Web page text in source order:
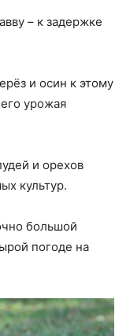
– к задержке
и осин к этому
урожая
и орехов
культур.
большой
погоде на